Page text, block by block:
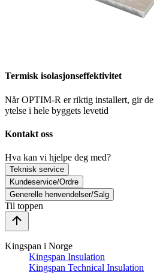
Termisk isolasjonseffektivitet
Når OPTIM-R er riktig installert, gir
ytelse i hele byggets levetid
Kontakt oss
Hva kan vi hjelpe deg med?
Teknisk service
Kundeservice/Ordre
Generelle henvendelser/Salg
Til toppen
Kingspan i Norge
Kingspan Insulation
Kingspan Technical Insulation